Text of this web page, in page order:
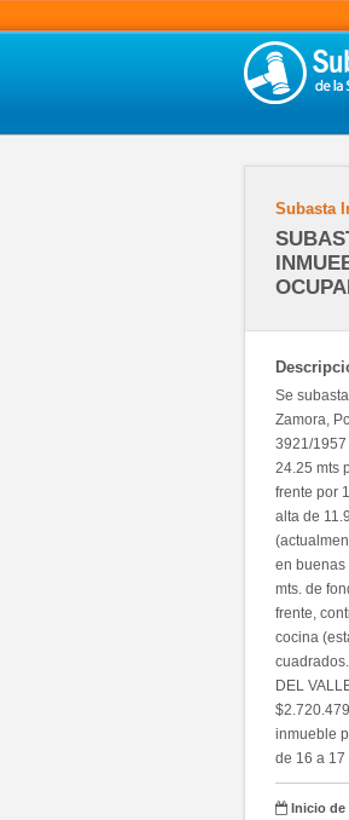
Subasta
Se
Zamora,
3921/
24.25 mts
frente por
alta de
en buenas
mts. de
frente,
cocina
DEL
inmueble
de 16 a 17
Inicio de